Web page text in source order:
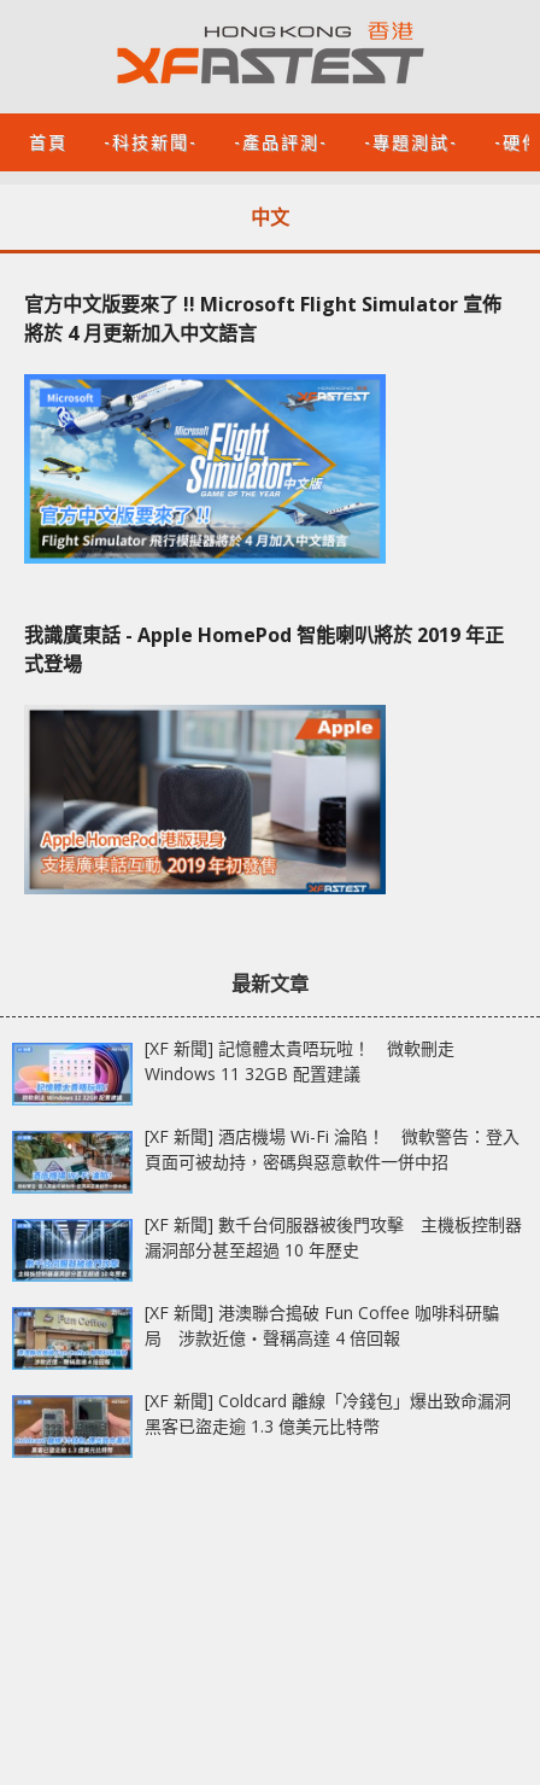
首頁 -科技新聞- -產品評測- -專題測試- -硬
中文
官方中文版要來了 !! Microsoft Flight Simulator 宣佈
將於 4 月更新加入中文語言
我識廣東話 - Apple HomePod 智能喇叭將於 2019 年正
式登場
最新文章
[XF 新聞] 記憶體太貴唔玩啦！ 微軟刪走
Windows 11 32GB 配置建議
[XF 新聞] 酒店機場 Wi-Fi 淪陷！ 微軟警告：登入
頁面可被劫持，密碼與惡意軟件一併中招
[XF 新聞] 數千台伺服器被後門攻擊 主機板控制器
漏洞部分甚至超過 10 年歷史
[XF 新聞] 港澳聯合搗破 Fun Coffee 咖啡科研騙
局 涉款近億‧聲稱高達 4 倍回報
[XF 新聞] Coldcard 離線「冷錢包」爆出致命漏洞
黑客已盜走逾 1.3 億美元比特幣